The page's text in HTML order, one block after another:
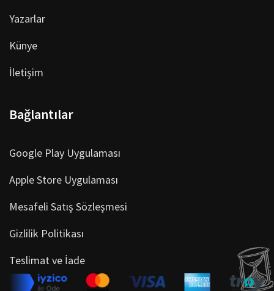
Yazarlar
Künye
İletişim
Bağlantılar
Google Play Uygulaması
Apple Store Uygulaması
Mesafeli Satış Sözleşmesi
Gizlilik Politikası
Teslimat ve İade